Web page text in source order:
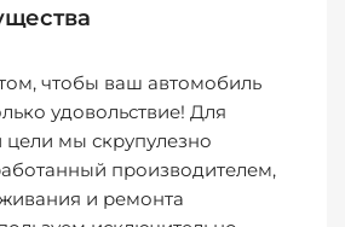
чтобы ваш автомобиль
удовольствие! Для
цели мы скрупулезно
производителем,
и ремонта